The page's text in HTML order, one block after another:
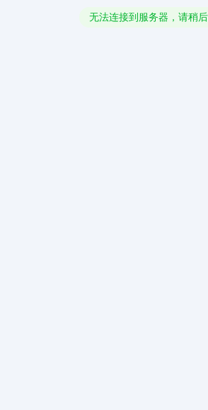
无法连接到服务器，请稍